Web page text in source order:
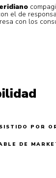
el de
con los
POR
DE